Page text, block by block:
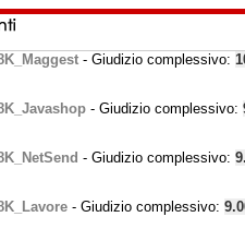
- Giudizio complessivo:
- Giudizio complessivo:
- Giudizio complessivo:
- Giudizio complessivo: